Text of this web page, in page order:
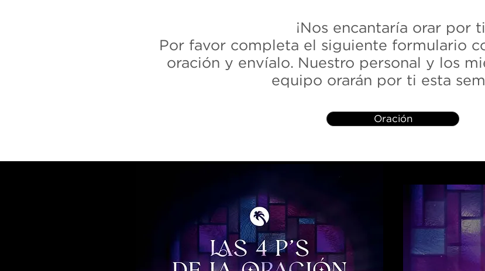
¡Nos encantaría orar por
Por favor completa el siguiente formulario
oración y envíalo. Nuestro personal y los
equipo orarán por ti esta
Oración